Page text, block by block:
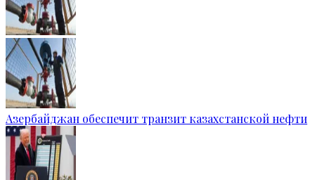
Азербайджан обеспечит транзит казахстанской нефти